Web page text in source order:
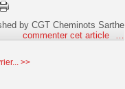
by CGT Cheminots Sarthe
commenter cet article
>>